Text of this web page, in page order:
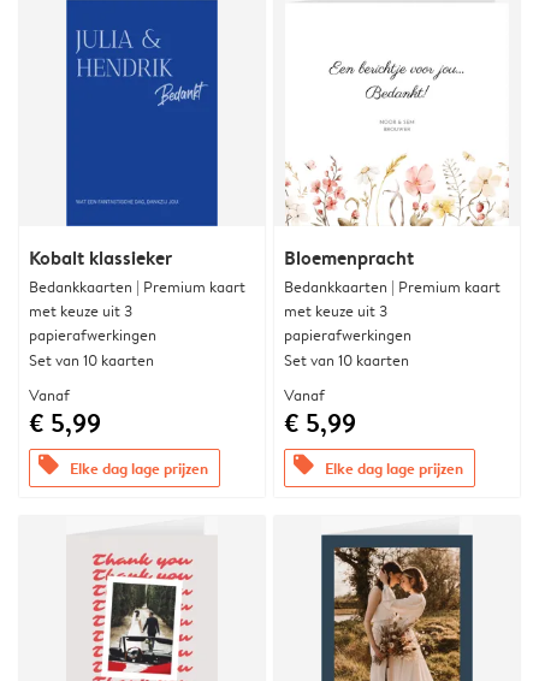
Kobalt klassieker
Bedankkaarten | Premium kaart
met keuze uit 3
papierafwerkingen
Set van 10 kaarten
Vanaf
€ 5,99
offers Elke dag lage prijzen
Bloemenpracht
Bedankkaarten | Premium kaart
met keuze uit 3
papierafwerkingen
Set van 10 kaarten
Vanaf
€ 5,99
offers Elke dag lage prijzen